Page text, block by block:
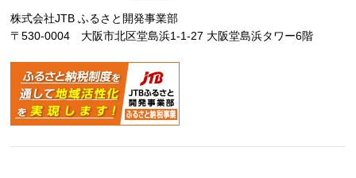
株式会社JTB ふるさと開発事業部
〒530-0004 大阪市北区堂島浜1-1-27 大阪堂島浜タワー6階